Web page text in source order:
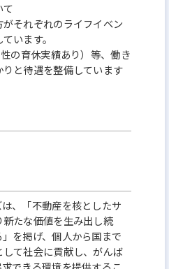
それぞれのライフイベン
います。
の育休実績あり）等、働き
と待遇を整備しています
、「不動産を核としたサ
たな価値を生み出し続
を掲げ、個人から国まで
て社会に貢献し、がんば